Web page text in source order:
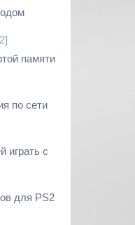
памяти
по сети
играть с
для PS2